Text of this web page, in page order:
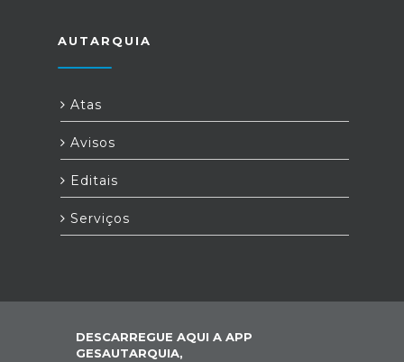
AUTARQUIA
Atas
Avisos
Editais
Serviços
DESCARREGUE AQUI A APP
GESAUTARQUIA,